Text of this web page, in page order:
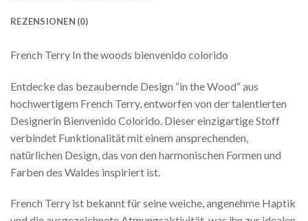
REZENSIONEN (0)
French Terry In the woods bienvenido colorido
Entdecke das bezaubernde Design “in the Wood“ aus
hochwertigem French Terry, entworfen von der talentierten
Designerin Bienvenido Colorido. Dieser einzigartige Stoff
verbindet Funktionalität mit einem ansprechenden,
natürlichen Design, das von den harmonischen Formen und
Farben des Waldes inspiriert ist.
French Terry ist bekannt für seine weiche, angenehme Haptik